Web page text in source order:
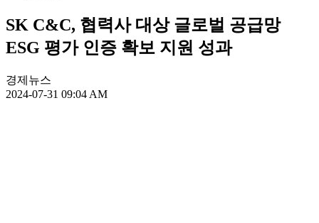
SK C&C, 협력사 대상 글로벌 공급망
ESG 평가 인증 확보 지원 성과
경제뉴스
2024-07-31 09:04 AM